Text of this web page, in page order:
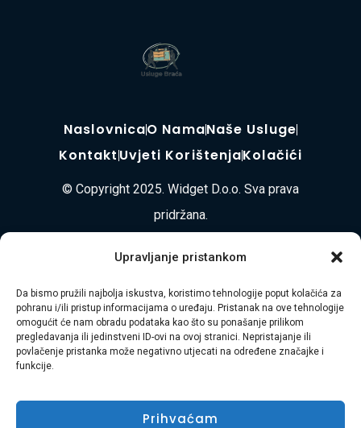
Upravljanje pristankom
Da bismo pružili najbolja iskustva, koristimo tehnologije poput kolačića za
pohranu i/ili pristup informacijama o uređaju. Pristanak na ove tehnologije
omogućit će nam obradu podataka kao što su ponašanje prilikom
pregledavanja ili jedinstveni ID-ovi na ovoj stranici. Nepristajanje ili
povlačenje pristanka može negativno utjecati na određene značajke i
funkcije.
Prihvaćam
NaslovnicaO NamaNaše Usluge
KontaktUvjeti KorištenjaKolačići
© Copyright 2025. Widget D.o.o. Sva prava
pridržana.
Usluga Braća d.o.o. je obiteljska tvrtka s 8 godina
iskustva u pružanju cjelovitih usluga selidbe, odvoza
otpada, čišćenja i uređenja okoliša diljem
Primorsko-goranske županije i Istre. Naša misija je
Adresa:Plase 45, 51000 RIJEKA